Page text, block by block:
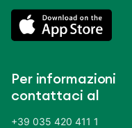
Per informazioni
contattaci al
+39 035 420 411 1